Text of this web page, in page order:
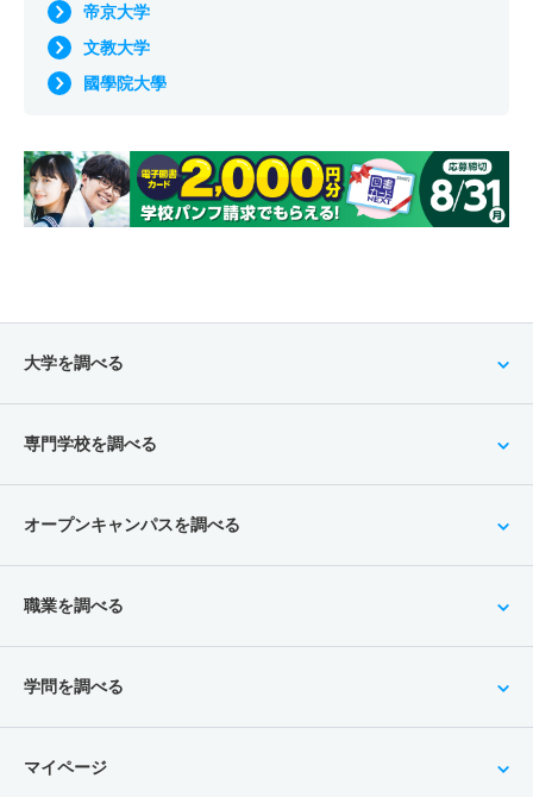
帝京大学
文教大学
國學院大學
大学を調べる
専門学校を調べる
オープンキャンパスを調べる
職業を調べる
学問を調べる
マイページ